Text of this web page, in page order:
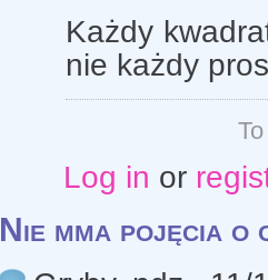
Każdy
nie każdy
Log in or
Nie mma pojęcia o